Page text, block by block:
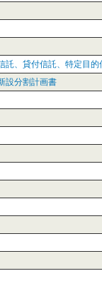
託、貸付信託、特定目
設分割計画書